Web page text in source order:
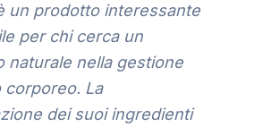
un prodotto interessante
per chi cerca un
naturale nella gestione
corporeo. La
dei suoi ingredienti